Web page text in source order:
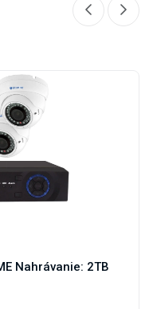
Nahrávanie: 2TB